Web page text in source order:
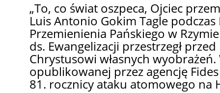
„To, co świat oszpeca, Ojciec
Luis Antonio Gokim Tagle
Przemienienia Pańskiego w
ds. Ewangelizacji przestrzegł
Chrystusowi własnych
opublikowanej przez agencję
81. rocznicy ataku atomowego na